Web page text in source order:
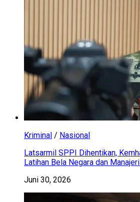
Kriminal / Nasional
Latsarmil SPPI Dihentikan,
Latihan Bela Negara dan
Juni 30, 2026